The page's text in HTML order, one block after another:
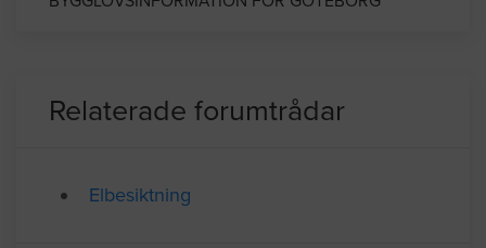
Relaterade forumtrådar
Elbesiktning